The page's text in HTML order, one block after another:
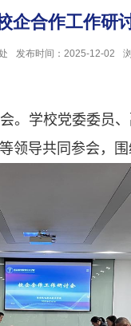
企合作工作研
发布时间：2025-12-02
。学校党委委员
导共同参会，